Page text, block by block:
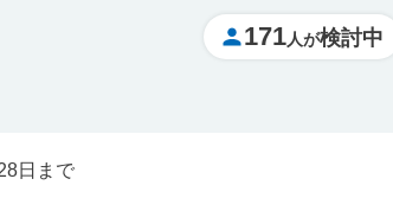
171人が検討中
日まで